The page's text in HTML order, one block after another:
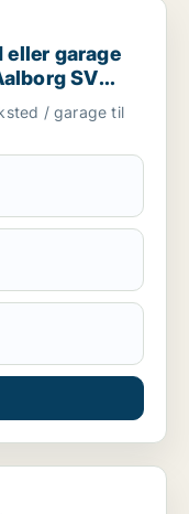
til leje i Aalborg
garage
SV
/ garage til
Aalborg SV